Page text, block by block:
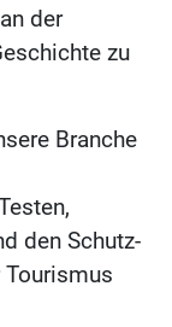
der
zu
Branche
den Schutz-